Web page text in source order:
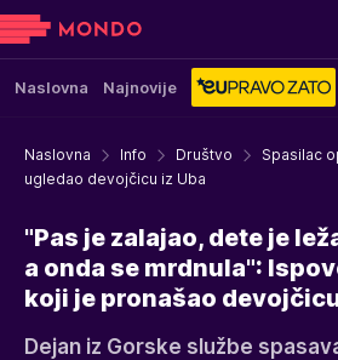
Naslovna Najnovije
Naslovna Info Društvo
Spasilac
ugledao devojčicu iz Uba
"Pas je zalajao, dete je
a onda se mrdnula":
koji je pronašao
Dejan iz Gorske službe